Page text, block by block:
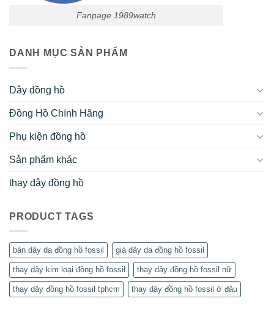
Fanpage 1989watch
DANH MỤC SẢN PHẨM
Dây đồng hồ
Đồng Hồ Chính Hãng
Phụ kiện đồng hồ
Sản phẩm khác
thay dây đồng hồ
PRODUCT TAGS
bán dây da đồng hồ fossil giá dây da đồng hồ fossil
thay dây kim loại đồng hồ fossil thay dây đồng hồ fossil nữ
thay dây đồng hồ fossil tphcm thay dây đồng hồ fossil ở đâu